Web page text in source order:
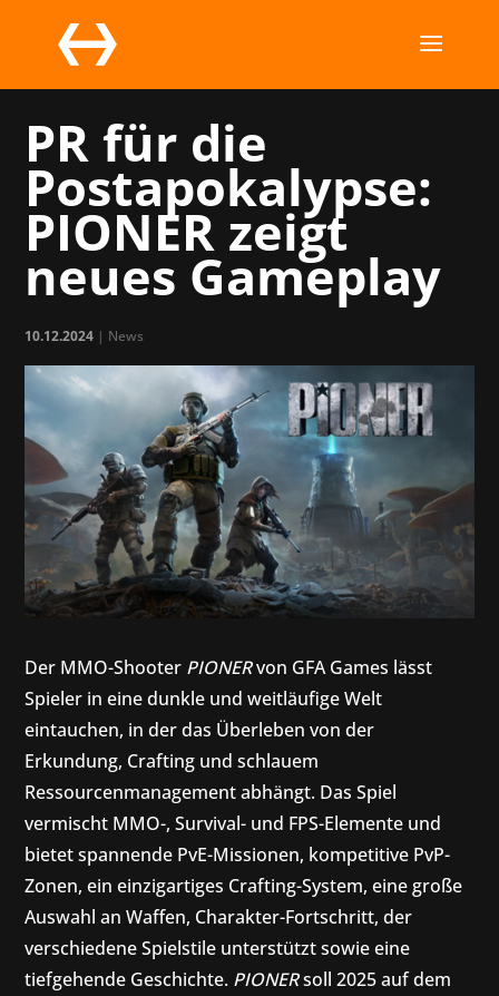
PR für die
Postapokalypse:
PIONER zeigt
neues Gameplay
10.12.2024 | News
Der MMO-Shooter PIONERvon GFA Games lässt
Spieler in eine dunkle und weitläufige Welt
eintauchen, in der das Überleben von der
Erkundung, Crafting und schlauem
Ressourcenmanagement abhängt. Das Spiel
vermischt MMO-, Survival- und FPS-Elemente und
bietet spannende PvE-Missionen, kompetitive PvP-
Zonen, ein einzigartiges Crafting-System, eine große
Auswahl an Waffen, Charakter-Fortschritt, der
verschiedene Spielstile unterstützt sowie eine
tiefgehende Geschichte. PIONERsoll 2025 auf dem